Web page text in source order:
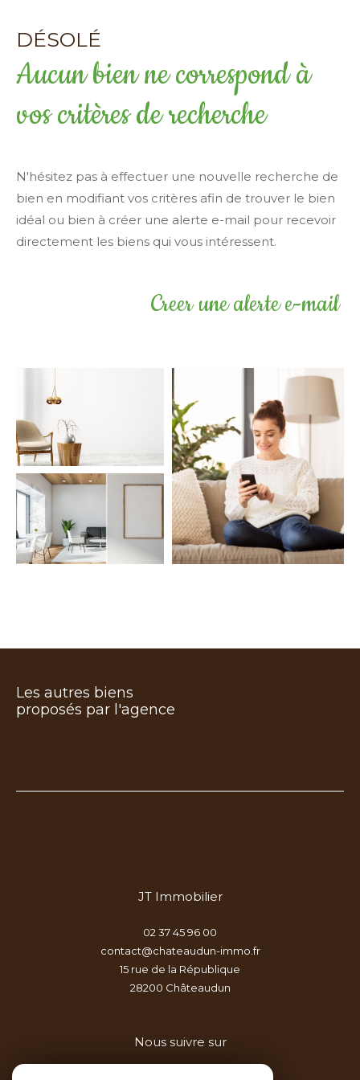
DÉSOLÉ
Aucun bien ne correspond à
vos critères de recherche
N'hésitez pas à effectuer une nouvelle recherche de
bien en modifiant vos critères afin de trouver le bien
idéal ou bien à créer une alerte e-mail pour recevoir
directement les biens qui vous intéressent.
Creer une alerte e-mail
Les autres biens
proposés par l'agence
JT Immobilier
02 37 45 96 00
contact@chateaudun-immo.fr
15 rue de la République
28200
châteaudun
Nous suivre sur
Surface
terrain
Surface terrain
Surface
Surface
Référence
PARKING PISCINE
EXCLUSIVITÉS NOUVEAUTÉS
Rechercher